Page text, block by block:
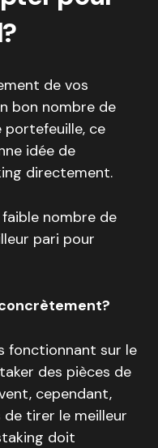
de vos
bon nombre de
portefeuille, ce
idée de
directement.
nombre de
pari pour
fonctionnant sur le
des pièces de
cependant,
tirer le meilleur
doit